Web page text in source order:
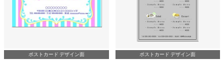
ポストカード デザイン面 ポストカード デザイン面